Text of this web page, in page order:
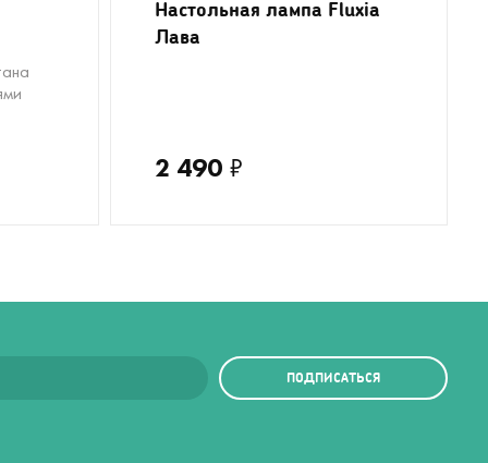
Настольная лампа Fluxia
Лава
2 490 ₽
ПОДПИСАТЬСЯ